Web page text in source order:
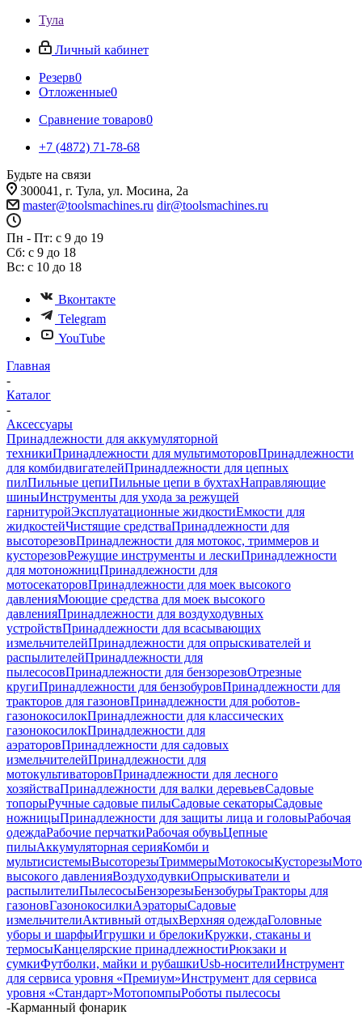
Тула
Личный кабинет
Резерв0
Отложенные0
Сравнение товаров0
+7 (4872) 71-78-68
Будьте на связи
300041, г. Тула, ул. Мосина, 2а
master@toolsmachines.ru dir@toolsmachines.ru
Пн - Пт: с 9 до 19
Сб: с 9 до 18
Вс: с 10 до 18
Вконтакте
Telegram
YouTube
Главная
-
Каталог
-
Аксессуары
Принадлежности для аккумуляторной
техникиПринадлежности для мультимоторовПринадлежности
для комбидвигателейПринадлежности для цепных
пилПильные цепиПильные цепи в бухтахНаправляющие
шиныИнструменты для ухода за режущей
гарнитуройЭксплуатационные жидкостиЕмкости для
жидкостейЧистящие средстваПринадлежности для
высоторезовПринадлежности для мотокос, триммеров и
кусторезовРежущие инструменты и лескиПринадлежности
для мотоножницПринадлежности для
мотосекаторовПринадлежности для моек высокого
давленияМоющие средства для моек высокого
давленияПринадлежности для воздуходувных
устройствПринадлежности для всасывающих
измельчителейПринадлежности для опрыскивателей и
распылителейПринадлежности для
пылесосовПринадлежности для бензорезовОтрезные
кругиПринадлежности для бензобуровПринадлежности для
тракторов для газоновПринадлежности для роботов-
газонокосилокПринадлежности для классических
газонокосилокПринадлежности для
аэраторовПринадлежности для садовых
измельчителейПринадлежности для
мотокультиваторовПринадлежности для лесного
хозяйстваПринадлежности для валки деревьевСадовые
топорыРучные садовые пилыСадовые секаторыСадовые
ножницыПринадлежности для защиты лица и головыРабочая
одеждаРабочие перчаткиРабочая обувьЦепные
пилыАккумуляторная серияКомби и
мультисистемыВысоторезыТриммерыМотокосыКусторезы
высокого давленияВоздуходувкиОпрыскиватели и
распылителиПылесосыБензорезыБензобурыТракторы для
газоновГазонокосилкиАэраторыСадовые
измельчителиАктивный отдыхВерхняя одеждаГоловные
уборы и шарфыИгрушки и брелокиКружки, стаканы и
термосыКанцелярские принадлежностиРюкзаки и
сумкиФутболки, майки и рубашкиUsb-носителиИнструмент
для сервиса уровня «Премиум»Инструмент для сервиса
уровня «Стандарт»МотопомпыРоботы пылесосы
-Карманный фонарик